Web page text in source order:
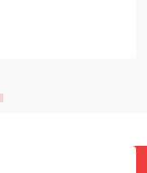
trọng. Các